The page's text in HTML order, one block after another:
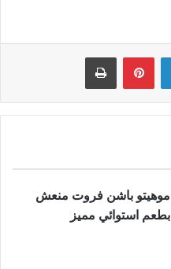
لينكدإن بينتيريست
موهيتو باشن فروت منعش
بطعم استوائي مميز